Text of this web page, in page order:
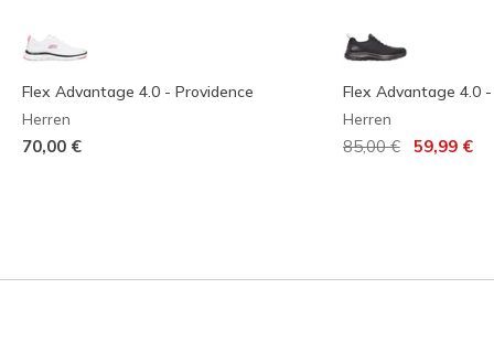
Flex Advantage 4.0 - Providence
Herren
70,00 €
Flex Advantage 4.0
Herren
Reduziert von
85,00 €auf59,99 €